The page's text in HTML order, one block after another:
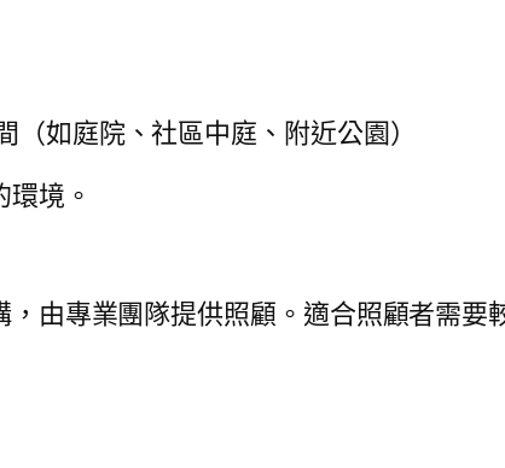
（如庭院、社區中庭、附近公園）
境。
由專業團隊提供照顧。適合照顧者需要